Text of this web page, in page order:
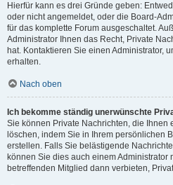
Hierfür kann es drei Gründe geben:
oder nicht angemeldet, oder die Board-
für das komplette Forum ausgeschaltet.
Administrator Ihnen das Recht, Private
hat. Kontaktieren Sie einen Administrator,
erhalten.
Nach oben
Ich bekomme ständig unerwünschte
Sie können Private Nachrichten, die Ihnen
löschen, indem Sie in Ihrem persönlichen
erstellen. Falls Sie belästigende
können Sie dies auch einem Administrator
betreffenden Mitglied dann verbieten,